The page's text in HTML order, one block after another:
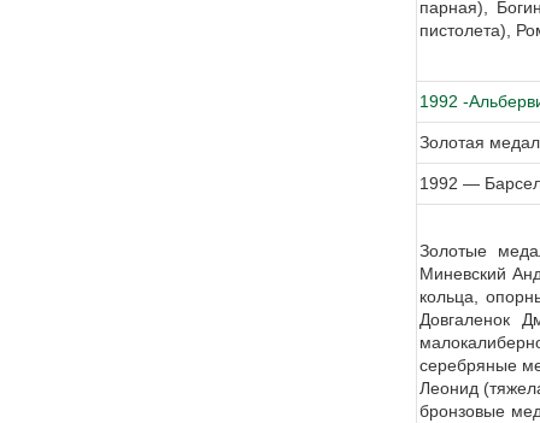
парная),
пистолета),
1992 -
Золотая
1992 —
Золотые
Миневский
кольца,
Довгаленок
серебряные
Леонид
бронзовые